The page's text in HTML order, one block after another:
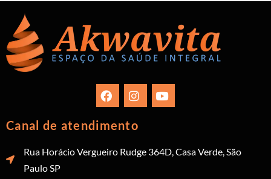
Canal de atendimento
Rua Horácio Vergueiro Rudge 364D, Casa Verde, São
Paulo SP